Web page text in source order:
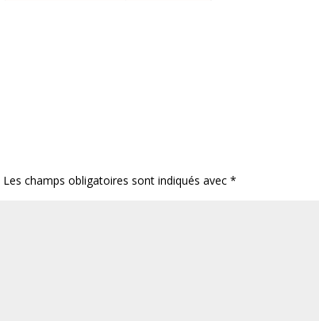
Les champs obligatoires sont indiqués avec *